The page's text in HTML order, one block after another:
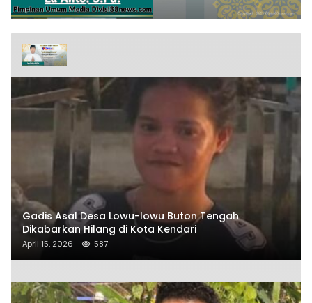
Gadis Asal Desa Lowu-lowu Buton Tengah
Dikabarkan Hilang di Kota Kendari
April 15, 2026 587